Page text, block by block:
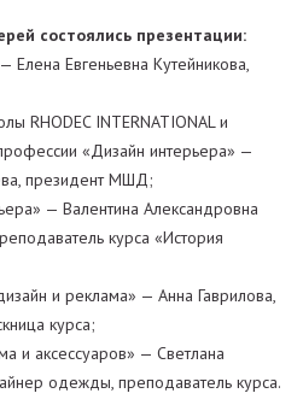
состоялись презентации:
Евгеньевна Кутейникова,
RHODEC INTERNATIONAL и
«Дизайн интерьера» —
президент МШД;
— Валентина Александровна
курса «История
и реклама» — Анна Гаврилова,
курса;
и аксессуаров» — Светлана
одежды, преподаватель курса.